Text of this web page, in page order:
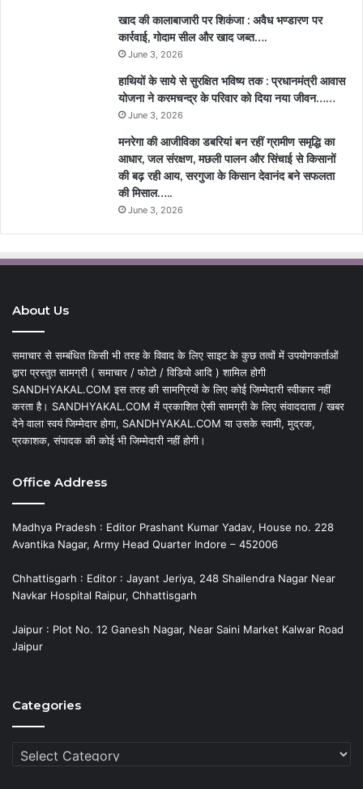
खाद की कालाबाजारी पर शिकंजा : अवैध भण्डारण पर
कार्रवाई, गोदाम सील और खाद जब्त….
June 3, 2026
हाथियों के साये से सुरक्षित भविष्य तक : प्रधानमंत्री आवास
योजना ने करमचन्द्र के परिवार को दिया नया जीवन……
June 3, 2026
मनरेगा की आजीविका डबरियां बन रहीं ग्रामीण समृद्धि का
आधार, जल संरक्षण, मछली पालन और सिंचाई से किसानों
की बढ़ रही आय, सरगुजा के किसान देवानंद बने सफलता
की मिसाल…..
June 3, 2026
About Us
समाचार से सम्बंधित किसी भी तरह के विवाद के लिए साइट के कुछ तत्वों में उपयोगकर्ताओं
द्वारा प्रस्तुत सामग्री ( समाचार / फोटो / विडियो आदि ) शामिल होगी
SANDHYAKAL.COM इस तरह की सामग्रियों के लिए कोई जिम्मेदारी स्वीकार नहीं
करता है। SANDHYAKAL.COM में प्रकाशित ऐसी सामग्री के लिए संवाददाता / खबर
देने वाला स्वयं जिम्मेदार होगा, SANDHYAKAL.COM या उसके स्वामी, मुद्रक,
प्रकाशक, संपादक की कोई भी जिम्मेदारी नहीं होगी।
Office Address
Madhya Pradesh : Editor Prashant Kumar Yadav, House no. 228
Avantika Nagar, Army Head Quarter Indore – 452006
Chhattisgarh : Editor : Jayant Jeriya, 248 Shailendra Nagar Near
Navkar Hospital Raipur, Chhattisgarh
Jaipur : Plot No. 12 Ganesh Nagar, Near Saini Market Kalwar Road
Jaipur
Categories
Categories